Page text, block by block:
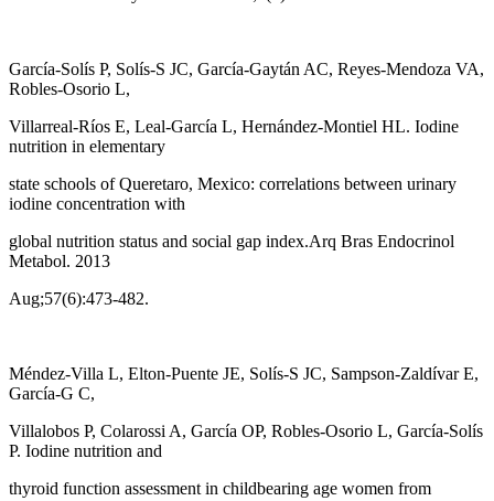
García-Solís P, Solís-S JC, García-Gaytán AC, Reyes-Mendoza VA,
Robles-Osorio L,
Villarreal-Ríos E, Leal-García L, Hernández-Montiel HL. Iodine
nutrition in elementary
state schools of Queretaro, Mexico: correlations between urinary
iodine concentration with
global nutrition status and social gap index.Arq Bras Endocrinol
Metabol. 2013
Aug;57(6):473-482.
Méndez-Villa L, Elton-Puente JE, Solís-S JC, Sampson-Zaldívar E,
García-G C,
Villalobos P, Colarossi A, García OP, Robles-Osorio L, García-Solís
P. Iodine nutrition and
thyroid function assessment in childbearing age women from